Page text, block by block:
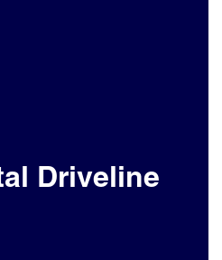
Driveline